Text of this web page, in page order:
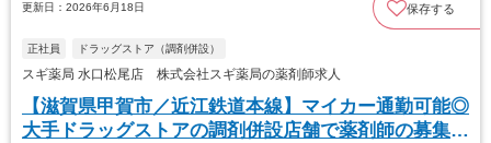
更新日：2026年6月18日 保存する
正社員 ドラッグストア（調剤併設）
スギ薬局 水口松尾店 株式会社スギ薬局の薬剤師求人
【滋賀県甲賀市／近江鉄道本線】マイカー通勤可能◎
大手ドラッグストアの調剤併設店舗で薬剤師の募集で